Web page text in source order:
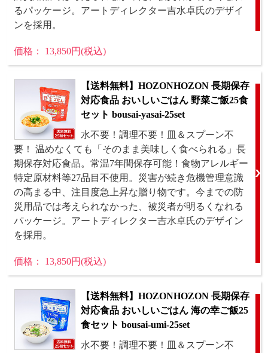
るパッケージ。アートディレクター吉水卓氏のデザイ
ンを採用。
価格： 13,850円(税込)
【送料無料】HOZONHOZON 長期保存
対応食品 おいしいごはん 野菜ご飯25食
セット bousai-yasai-25set
水不要！調理不要！皿＆スプーン不
要！ 温めなくても「そのまま美味しく食べられる」長
期保存対応食品。常温7年間保存可能！食物アレルギー
特定原材料等27品目不使用。災害が続き危機管理意識
の高まる中、注目度急上昇な贈り物です。今までの防
災用品では考えられなかった、被災者が明るくなれる
パッケージ。アートディレクター吉水卓氏のデザイン
を採用。
価格： 13,850円(税込)
【送料無料】HOZONHOZON 長期保存
対応食品 おいしいごはん 海の幸ご飯25
食セット bousai-umi-25set
水不要！調理不要！皿＆スプーン不